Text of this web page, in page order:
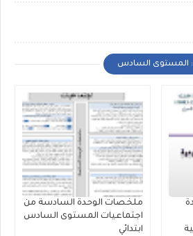
المستوى السادس
ملخصات الوحدة السادسة من
اجتماعيات المستوى السادس
ابتدائي